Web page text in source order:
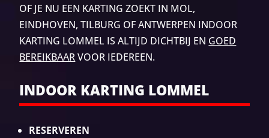
OF JE NU EEN KARTING ZOEKT IN MOL,
EINDHOVEN, TILBURG OF ANTWERPEN INDOOR
KARTING LOMMEL IS ALTIJD DICHTBIJ EN GOED
BEREIKBAARVOOR IEDEREEN.
INDOOR KARTING LOMMEL
RESERVEREN